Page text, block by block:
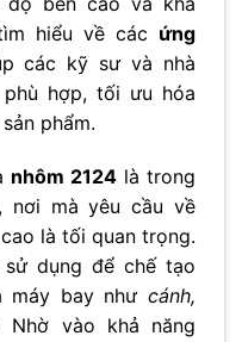
hiểu về các ứng
các kỹ sư và nhà
hợp, tối ưu hóa
phẩm.
nhôm 2124là trong
nơi mà yêu cầu về
là tối quan trọng.
dụng để chế tạo
máy bay như cánh,
Nhờ vào khả năng